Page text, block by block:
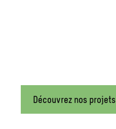
Découvrez nos projets